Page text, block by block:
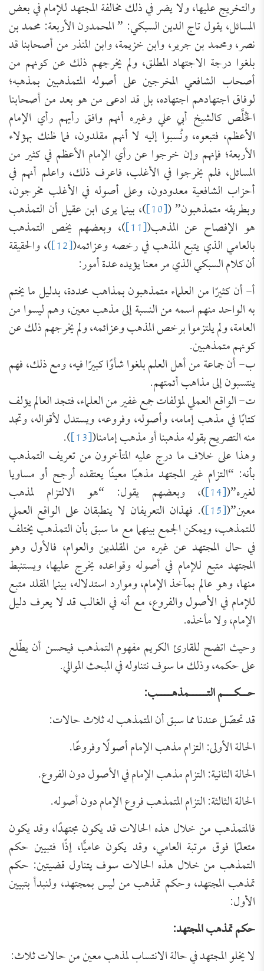
والتخريج عليها، ولا يضر في ذلك مخالفة المجتهد للإمام في بعض
المسائل، يقول تاج الدين السبكي: ” المحمدون الأربعة: محمد بن
نصر، ومحمد بن جرير، وابن خزيمة، وابن المنذر من أصحابنا قد
بلغوا درجة الاجتهاد المطلق، ولم يخرجهم ذلك عن كونهم من
أصحاب الشافعي المخرجين على أصوله المتمذهبين بمذهبه؛
لوفاق اجتهادهم اجتهاده، بل قد ادعى من هو بعد من أصحابنا
الخُلَّص كالشيخ أبي علي وغيره أنهم وافق رأيهم رأي الإمام
الأعظم، فتبعوه، ونُسبوا إليه لا أنهم مقلدون، فما ظنك بهؤلاء
الأربعة؛ فإنهم وإن خرجوا عن رأي الإمام الأعظم في كثير من
المسائل، فلم يخرجوا في الأغلب، فاعرف ذلك، واعلم أنهم في
أحزاب الشافعية معدودون، وعلى أصوله في الأغلب مخرجون،
وبطريقه متمذهبون” ([10] )، بينما يرى ابن عقيل أن التمذهب
هو الإفصاح عن المذهب([11] )، وبعضهم يخص التمذهب
بالعامي الذي يتبع المذهب في رخصه وعزائمه([12] )، والحقيقة
أن كلام السبكي الذي مر معنا يؤيده عدة أمور:
أ‌- أن كثيرًا من العلماء متمذهبون بمذاهب محددة، بدليل ما يختم
به الواحد منهم اسمه من النسبة إلى مذهب معين، وهم ليسوا من
العامة، ولم يلتزموا برخص المذهب وعزائمه، ولم يخرجهم ذلك عن
كونهم متمذهبين.
ب‌- أن جماعة من أهل العلم بلغوا شأوًا كبيرًا فيه، ومع ذلك، فهم
ينتسبون إلى مذاهب أئمتهم.
ت‌- الواقع العملي لمؤلفات جمع غفير من العلماء، فتجد العالم يؤلف
كتابًا في مذهب إمامه، وأصوله، وفروعه، ويستدل لأقواله، وتجد
منه التصريح بقوله مذهبنا أو مذهب إمامنا([13]
).
وهذا على خلاف ما درج عليه المتأخرون من تعريف التمذهب
بأنه: “التزام غير المجتهد مذهبًا معينًا يعتقده أرجح أو مساويا
لغيره”([14] )، وبعضهم يقول: “هو الالتزام لمذهب
معين”([15] ). فهذان التعريفان لا ينطبقان على الواقع العملي
للتمذهب، ويمكن الجمع بينهما مع ما سبق بأن التمذهب يختلف
في حال المجتهد عن غيره من المقلدين والعوام، فالأول وهو
المجتهد متبع للإمام في أصوله وقواعده يخرج عليها، ويستنبط
منها، وهو عالم بمآخذ الإمام، وموارد استدلاله، بينما المقلد متبع
للإمام في الأصول والفروع، مع أنه في الغالب قد لا يعرف دليل
الإمام، ولا مأخذه.
وحيث اتضح للقارئ الكريم مفهوم التمذهب فيحسن أن يطّلع
على حكمه، وذلك ما سوف نتناوله في المبحث الموالي.
حــكـــم التـــــمذهــــب:
قد تحصّل عندنا مما سبق أن المتمذهب له ثلاث حالات:
الحالة الأولى: التزام مذهب الإمام أصولًا وفروعًا.
الحالة الثانية: التزام مذهب الإمام في الأصول دون الفروع.
الحالة الثالثة: التزام المتمذهب فروع الإمام دون أصوله.
فالمتمذهب من خلال هذه الحالات قد يكون مجتهدًا، وقد يكون
متعلمًا فوق مرتبة العامي، وقد يكون عاميًّا، إذًا فتبيين حكم
التمذهب من خلال هذه الحالات سوف يتناول قضيتين: حكم
تمذهب المجتهد، وحكم تمذهب من ليس بمجتهد، ولنبدأ بتبيين
الأول:
حكم تمذهب المجتهد:
لا يخلو المجتهد في حالة الانتساب لمذهب معين من حالات ثلاث: